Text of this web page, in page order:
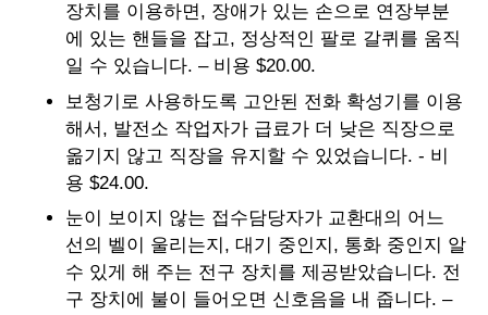
장치를 이용하면, 장애가 있는 손으로 연장부분
에 있는 핸들을 잡고, 정상적인 팔로 갈퀴를 움직
일 수 있습니다. – 비용 $20.00.
보청기로 사용하도록 고안된 전화 확성기를 이용
해서, 발전소 작업자가 급료가 더 낮은 직장으로
옮기지 않고 직장을 유지할 수 있었습니다. - 비
용 $24.00.
눈이 보이지 않는 접수담당자가 교환대의 어느
선의 벨이 울리는지, 대기 중인지, 통화 중인지 알
수 있게 해 주는 전구 장치를 제공받았습니다. 전
구 장치에 불이 들어오면 신호음을 내 줍니다. –